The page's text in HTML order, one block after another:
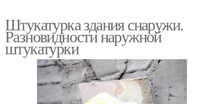
Штукатурка здания снаружи.
Разновидности наружной
штукатурки